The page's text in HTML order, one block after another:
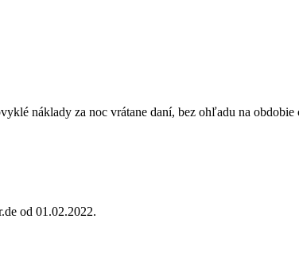
náklady za noc vrátane daní, bez ohľadu na
od 01.02.2022.